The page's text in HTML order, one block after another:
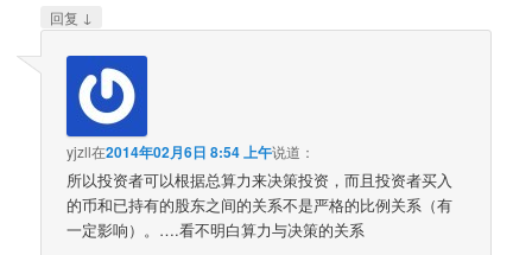
回复 ↓
yjzll在2014年02月6日 8:54 上午说道：
所以投资者可以根据总算力来决策投资，而且投资者买入
的币和已持有的股东之间的关系不是严格的比例关系（有
一定影响）。….看不明白算力与决策的关系